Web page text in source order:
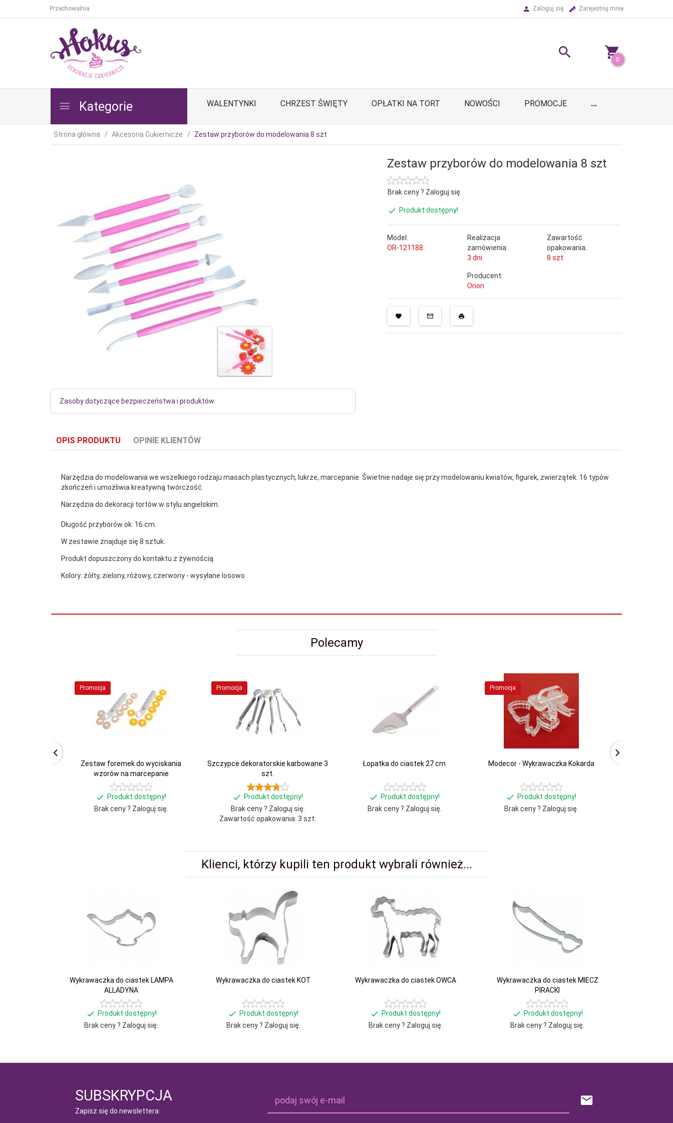
Przechowalnia Zaloguj się Zarejestruj mnie
0
Kategorie WALENTYNKI CHRZEST ŚWIĘTY OPŁATKI NA TORT NOWOŚCI PROMOCJE ...
Strona główna Akcesoria Cukiernicze Zestaw przyborów do modelowania 8 szt
Zasoby dotyczące bezpieczeństwa i produktów
Zestaw przyborów do modelowania 8 szt
Brak ceny ? Zaloguj się.
Produkt dostępny!
Model:
OR-121188
Realizacja
zamówienia:
3 dni
Zawartość
opakowania:
8 szt.
Producent:
Orion
OPIS PRODUKTU OPINIE KLIENTÓW
Narzędzia do modelowania we wszelkiego rodzaju masach plastycznych, lukrze, marcepanie. Świetnie nadaje się przy modelowaniu kwiatów, figurek, zwierzątek. 16 typów
zkończeń i umożliwia kreatywną twórczość.
Narzędzia do dekoracji tortów w stylu angielskim
Długość przyborów ok. 16 cm.
W zestawie znajduje się 8 sztuk.
Produkt dopuszczony do kontaktu z żywnością.
Kolory: żółty, zielony, różowy, czerwony - wysyłane losowo
Polecamy
Promocja
Zestaw foremek do wyciskania
wzorów na marcepanie
Produkt dostępny!
Brak ceny ? Zaloguj się.
Promocja
Szczypce dekoratorskie karbowane 3
szt.
Produkt dostępny!
Brak ceny ? Zaloguj się.
Zawartość opakowania: 3 szt.
Łopatka do ciastek 27 cm
Produkt dostępny!
Brak ceny ? Zaloguj się.
Promocja
Modecor - Wykrawaczka Kokarda
Produkt dostępny!
Brak ceny ? Zaloguj się.
Klienci, którzy kupili ten produkt wybrali również...
Wykrawaczka do ciastek LAMPA
ALLADYNA
Produkt dostępny!
Brak ceny ? Zaloguj się.
Wykrawaczka do ciastek KOT
Produkt dostępny!
Brak ceny ? Zaloguj się.
Wykrawaczka do ciastek OWCA
Produkt dostępny!
Brak ceny ? Zaloguj się.
Wykrawaczka do ciastek MIECZ
PIRACKI
Produkt dostępny!
Brak ceny ? Zaloguj się.
SUBSKRYPCJA
Zapisz się do newslettera:
podaj swój e-mail